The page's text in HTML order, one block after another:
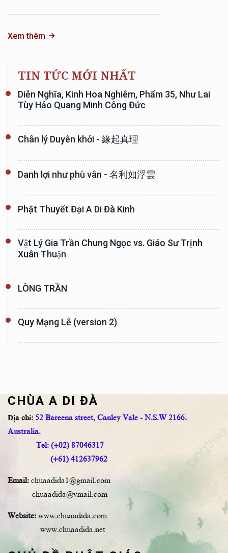
Xem thêm
TIN TỨC MỚI NHẤT
Diễn Nghĩa, Kinh Hoa Nghiêm, Phẩm 35, Như Lai
Tùy Hảo Quang Minh Công Đức
Chân lý Duyên khởi - 緣起真理
Danh lợi như phù vân - 名利如浮雲
Phật Thuyết Đại A Di Đà Kinh
Vật Lý Gia Trần Chung Ngọc vs. Giáo Sư Trịnh
Xuân Thuận
LÒNG TRẦN
Quy Mạng Lễ (version 2)
CHÙA A DI ĐÀ
Địa chỉ: 52 Bareena street, Canley Vale - N.S.W 2166.
Australia.
Tel: (+02) 87046317
(+61) 412637962
Email: chuaadida1@gmail.com
chuaadida@ymail.com
Website: www.chuaadida.com
www.chuaadida.net